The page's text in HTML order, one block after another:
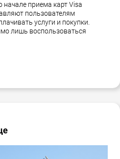
приема карт Visa
пользователям
услуги и покупки.
лишь воспользоваться